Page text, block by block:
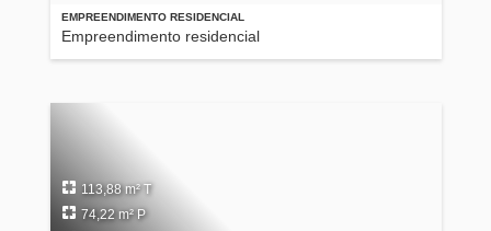
EMPREENDIMENTO RESIDENCIAL
Empreendimento residencial
113,88 m² T
74,22 m² P